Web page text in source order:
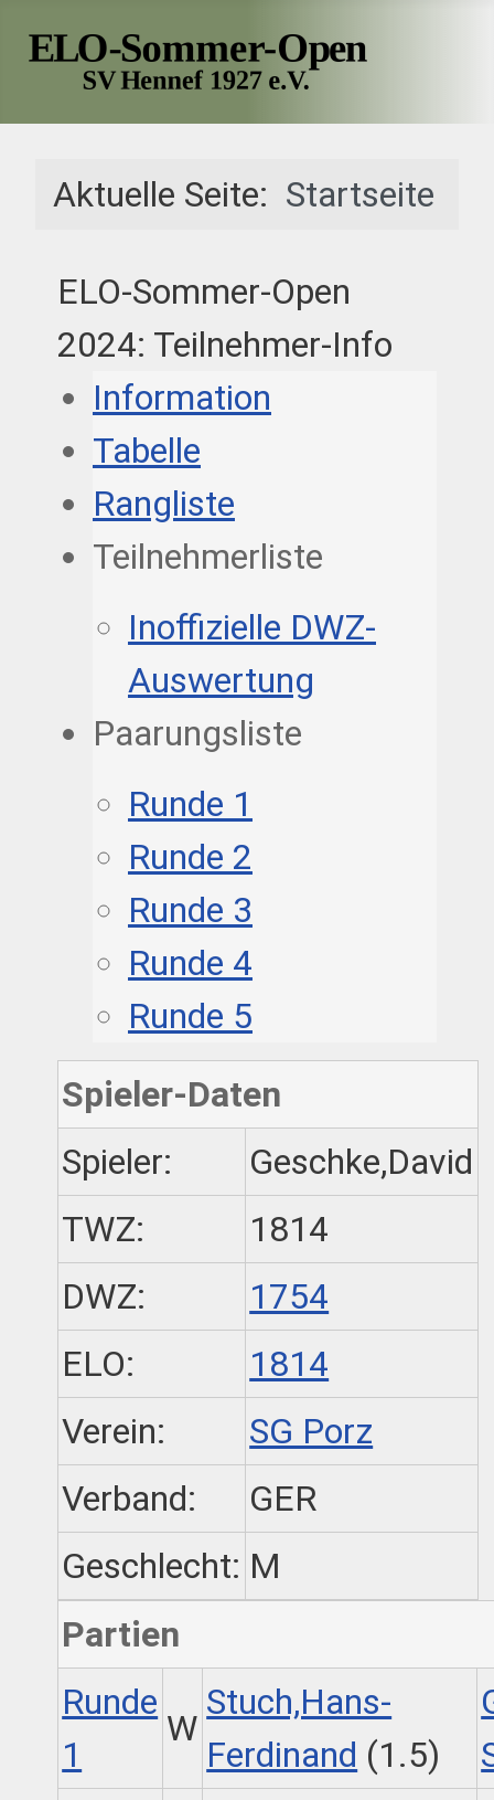
Aktuelle Seite: Startseite
ELO-Sommer-Open
2024: Teilnehmer-Info
Information
Tabelle
Rangliste
Teilnehmerliste
Inoffizielle DWZ-
Auswertung
Paarungsliste
Runde 1
Runde 2
Runde 3
Runde 4
Runde 5
Spieler-Daten
Spieler:
Geschke,David
TWZ:
1814
DWZ:
1754
ELO:
1814
Verein:
SG Porz
Verband:
GER
Geschlecht: M
Partien
Runde
1
W
Stuch,Hans-
Ferdinand (1.5)